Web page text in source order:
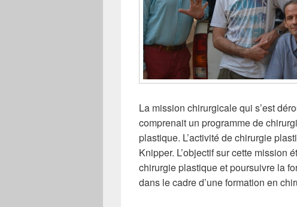
La mission chirurgicale qui s’est
comprenait un programme de
plastique. L’activité de chirurgie
Knipper. L’objectif sur cette mission
chirurgie plastique et poursuivre la
dans le cadre d’une formation en